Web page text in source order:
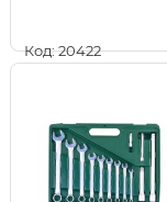
Код: 20422